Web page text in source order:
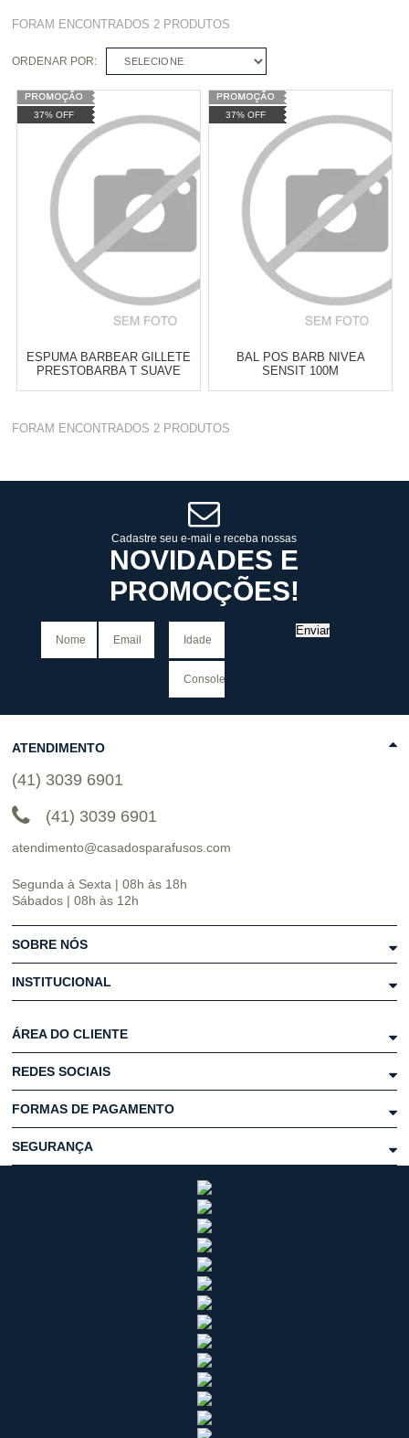
FORAM ENCONTRADOS2 PRODUTOS
ORDENAR POR: SELECIONE
37% OFF
ESPUMA BARBEAR GILLETE
PRESTOBARBA T SUAVE
Varejo: R$ 4.050,70
10 x de R$ 255,09
37% OFF
BAL POS BARB NIVEA
SENSIT 100M
10 x de R$ 255,09
FORAM ENCONTRADOS2 PRODUTOS
Cadastre seu e-mail e receba nossas
NOVIDADES E
PROMOÇÕES!
Enviar
ATENDIMENTO
(41) 3039 6901
(41) 3039 6901
atendimento@casadosparafusos.com
Segunda à Sexta | 08h às 18h
Sábados | 08h às 12h
SOBRE NÓS
INSTITUCIONAL
ÁREA DO CLIENTE
REDES SOCIAIS
FORMAS DE PAGAMENTO
SEGURANÇA